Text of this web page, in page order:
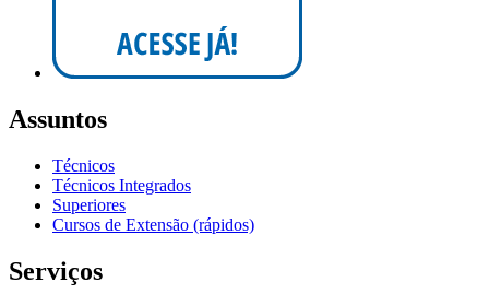
Assuntos
Técnicos
Técnicos Integrados
Superiores
Cursos de Extensão (rápidos)
Serviços